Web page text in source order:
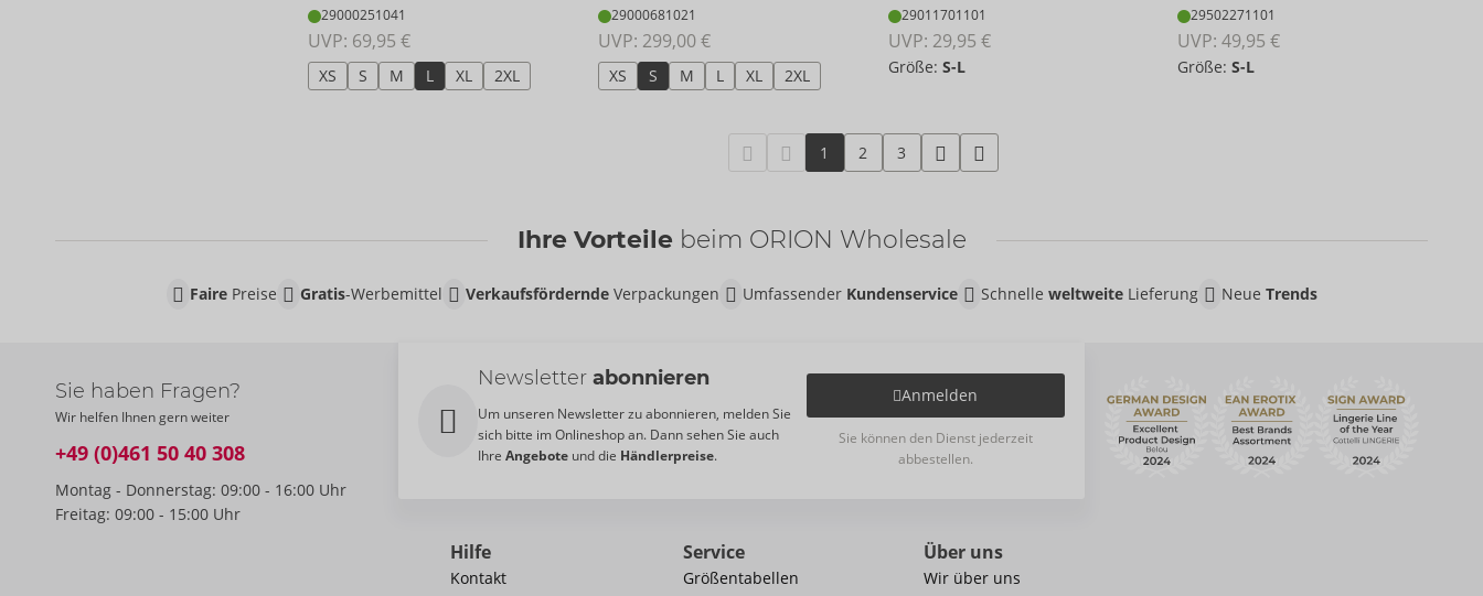
29000251041
UVP: 69,95 €
XS S M L XL 2XL
29000681021
UVP: 299,00 €
XS S M L XL 2XL
29011701101
UVP: 29,95 €
Größe: S-L
29502271101
UVP: 49,95 €
Größe:S-L
1 2 3
Ihre Vorteile beim ORION Wholesale
FairePreise Gratis-Werbemittel VerkaufsförderndeVerpackungen Umfassender Kundenservice Schnelle weltweiteLieferung Neue Trends
Sie haben Fragen?
Wir helfen Ihnen gern weiter
+49 (0)461 50 40 308
Montag - Donnerstag: 09:00 - 16:00 Uhr
Freitag: 09:00 - 15:00 Uhr
Newsletter abonnieren
Um unseren Newsletter zu abonnieren, melden Sie
sich bitte im Onlineshop an. Dann sehen Sie auch
Ihre Angebote und die Händlerpreise.
Anmelden
Sie können den Dienst jederzeit
abbestellen.
Hilfe
Kontakt
Service
Größentabellen
Über uns
Wir über uns